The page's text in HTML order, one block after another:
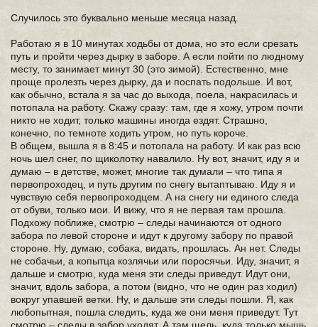
Случилось это буквально меньше месяца назад.
Работаю я в 10 минутах ходьбы от дома, но это если срезать
путь и пройти через дырку в заборе. А если пойти по людному
месту, то занимает минут 30 (это зимой). Естественно, мне
проще пролезть через дырку, да и поспать подольше. И вот,
как обычно, встала я за час до выхода, поела, накрасилась и
потопала на работу. Скажу сразу: там, где я хожу, утром почти
никто не ходит, только машины иногда ездят. Страшно,
конечно, по темноте ходить утром, но путь короче.
В общем, вышла я в 8:45 и потопала на работу. И как раз всю
ночь шел снег, по щиколотку навалило. Ну вот, значит, иду я и
думаю – в детстве, может, многие так думали – что типа я
первопроходец, и путь другим по снегу вытаптываю. Иду я и
чувствую себя первопроходцем. А на снегу ни единого следа
от обуви, только мои. И вижу, что я не первая там прошла.
Подхожу поближе, смотрю – следы начинаются от одного
забора по левой стороне и идут к другому забору по правой
стороне. Ну, думаю, собака, видать, прошлась. Ан нет. Следы
не собачьи, а копытца козлячьи или поросячьи. Иду, значит, я
дальше и смотрю, куда меня эти следы приведут. Идут они,
значит, вдоль забора, а потом (видно, что не один раз ходил)
вокруг упавшей ветки. Ну, и дальше эти следы пошли. Я, как
любопытная, пошла следить, куда же они меня приведут. Тут